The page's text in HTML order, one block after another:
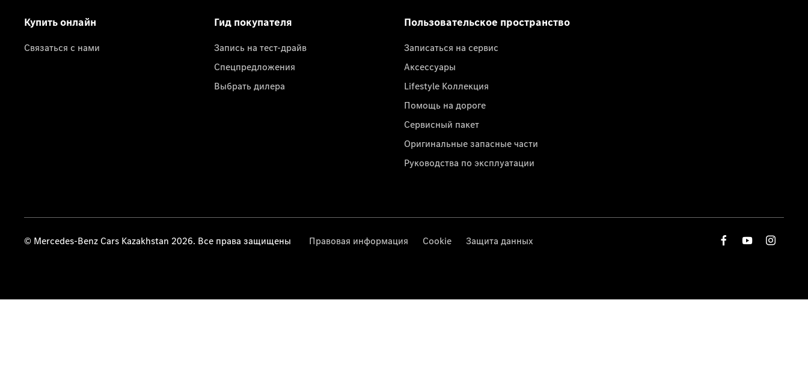
Купить онлайн
Связаться с нами
Гид покупателя
Запись на тест-драйв
Спецпредложения
Выбрать дилера
Пользовательское пространство
Записаться на сервис
Аксессуары
Lifestyle Коллекция
Помощь на дороге
Сервисный пакет
Оригинальные запасные части
Руководства по эксплуатации
© Mercedes-Benz Cars Kazakhstan 2026. Все права защищены Правовая информация Cookie Защита данных